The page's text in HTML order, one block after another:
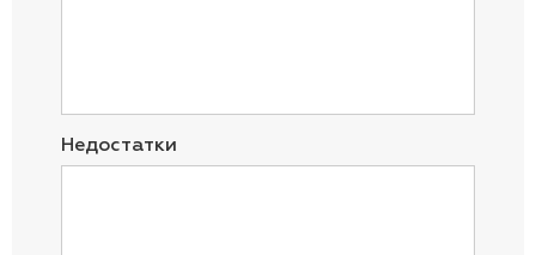
Недостатки